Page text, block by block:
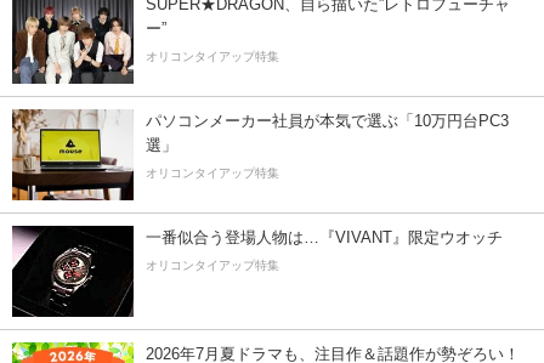
SUPER★DRAGON、自ら描いた”レトロフューチャ
ー”
オリコンタイアップ特集
パソコンメーカー社員が本気で選ぶ「10万円台PC3
選」
オリコンタイアップ特集
一番似合う登場人物は…『VIVANT』限定ウオッチ
オリコンタイアップ特集
2026年7月夏ドラマも、注目作＆話題作が勢ぞろい！